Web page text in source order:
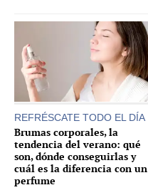
REFRÉSCATE TODO EL DÍA
Brumas corporales, la
tendencia del verano: qué
son, dónde conseguirlas y
cuál es la diferencia con un
perfume